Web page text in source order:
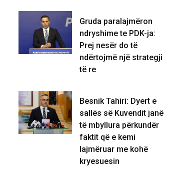
Gruda paralajmëron
ndryshime te PDK-ja:
Prej nesër do të
ndërtojmë një strategji
të re
Besnik Tahiri: Dyert e
sallës së Kuvendit janë
të mbyllura përkundër
faktit që e kemi
lajmëruar me kohë
kryesuesin